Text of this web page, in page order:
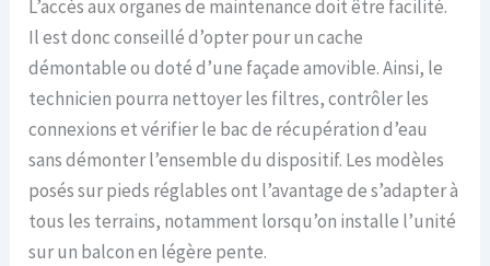
L’accès aux organes de maintenance doit être facilité.
Il est donc conseillé d’opter pour un cache
démontable ou doté d’une façade amovible. Ainsi, le
technicien pourra nettoyer les filtres, contrôler les
connexions et vérifier le bac de récupération d’eau
sans démonter l’ensemble du dispositif. Les modèles
posés sur pieds réglables ont l’avantage de s’adapter à
tous les terrains, notamment lorsqu’on installe l’unité
sur un balcon en légère pente.